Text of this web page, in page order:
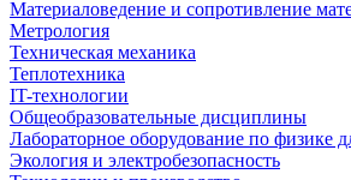
Материаловедение и сопротивление
Метрология
Техническая механика
Теплотехника
IT-технологии
Общеобразовательные дисциплины
Лабораторное оборудование по физике
Экология и электробезопасность